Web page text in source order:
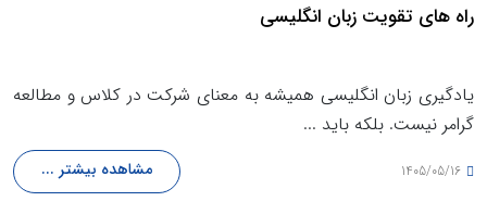
راه های تقویت زبان انگلیسی
یادگیری زبان انگلیسی همیشه به معنای شرکت در کلاس و مطالعه
گرامر نیست. بلکه باید ...
1405/05/16 مشاهده بیشتر ...